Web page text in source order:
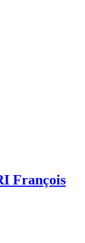
François